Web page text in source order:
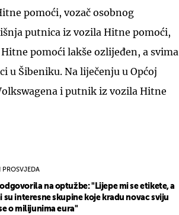
pomoći, vozač osobnog
putnica iz vozila Hitne pomoći,
pomoći lakše ozlijeđen, a svima
u Šibeniku. Na liječenju u Općoj
i putnik iz vozila Hitne
PROSVJEDA
na optužbe: "Lijepe mi se etikete, a
su interesne skupine koje kradu novac sviju
o milijunima eura"